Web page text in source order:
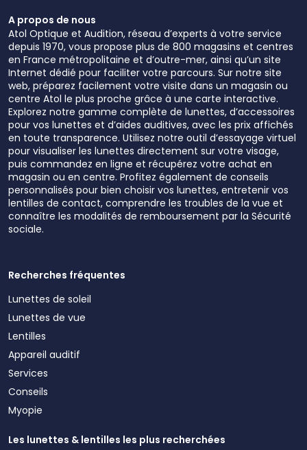
A propos de nous
Atol Optique et Audition, réseau d’experts à votre service
depuis 1970, vous propose plus de 800 magasins et centres
en France métropolitaine et d’outre-mer, ainsi qu’un site
Internet dédié pour faciliter votre parcours. Sur notre site
web, préparez facilement votre visite dans un magasin ou
centre Atol le plus proche grâce à une carte interactive.
Explorez notre gamme complète de lunettes, d’accessoires
pour vos lunettes et d’aides auditives, avec les prix affichés
en toute transparence. Utilisez notre outil d’essayage virtuel
pour visualiser les lunettes directement sur votre visage,
puis commandez en ligne et récupérez votre achat en
magasin ou en centre. Profitez également de conseils
personnalisés pour bien choisir vos lunettes, entretenir vos
lentilles de contact, comprendre les troubles de la vue et
connaître les modalités de remboursement par la Sécurité
sociale.
Recherches fréquentes
Lunettes de soleil
Lunettes de vue
Lentilles
Appareil auditif
Services
Conseils
Myopie
Les lunettes & lentilles les plus recherchées